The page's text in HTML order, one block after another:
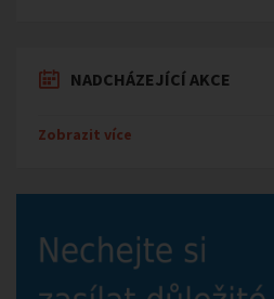
NADCHÁZEJÍCÍ AKCE
Zobrazit více